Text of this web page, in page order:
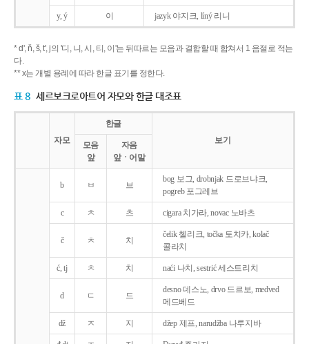
y, ý 이 jazyk야지크, líný 리니
* d', ň, š, t', j의 '디, 니, 시, 티, 이'는 뒤따르는 모음과 결합할 때 합쳐서 1 음절로 적는
다.
** x는 개별 용례에 따라 한글 표기를 정한다.
표 8 세르보크로아트어 자모와 한글 대조표
자모
한글
보기
모음
앞
자음
앞ㆍ어말
b ㅂ 브
bog 보그, drobnjak 드로브냐크,
pogreb 포그레브
c ㅊ 츠 cigara 치가라, novac 노바츠
č ㅊ 치
čelik 첼리크, točka 토치카, kolač
콜라치
ć, tj ㅊ 치 naći 나치, sestrić 세스트리치
d ㄷ 드
desno 데스노, drvo 드르보, medved
메드베드
dž ㅈ 지 džep 제프, narudžba 나루지바